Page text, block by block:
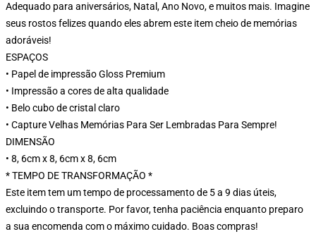
Adequado para aniversários, Natal, Ano Novo, e muitos mais. Imagine
seus rostos felizes quando eles abrem este item cheio de memórias
adoráveis!
ESPAÇOS
• Papel de impressão Gloss Premium
• Impressão a cores de alta qualidade
• Belo cubo de cristal claro
• Capture Velhas Memórias Para Ser Lembradas Para Sempre!
DIMENSÃO
• 8, 6cm x 8, 6cm x 8, 6cm
* TEMPO DE TRANSFORMAÇÃO *
Este item tem um tempo de processamento de 5 a 9 dias úteis,
excluindo o transporte. Por favor, tenha paciência enquanto preparo
a sua encomenda com o máximo cuidado. Boas compras!